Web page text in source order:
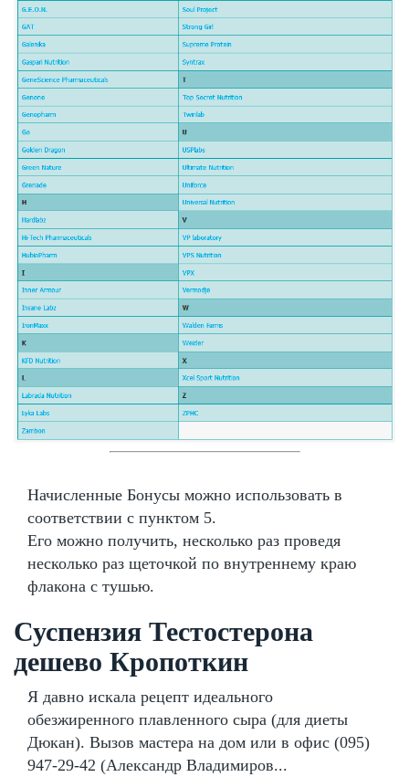
Начисленные Бонусы можно использовать в
соответствии с пунктом 5.
Его можно получить, несколько раз проведя
несколько раз щеточкой по внутреннему краю
флакона с тушью.
Суспензия Тестостерона
дешево Кропоткин
Я давно искала рецепт идеального
обезжиренного плавленного сыра (для диеты
Дюкан). Вызов мастера на дом или в офис (095)
947-29-42 (Александр Владимиров...